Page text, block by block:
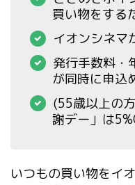
買い物をする
イオンシネマ
発行手数料・
が同時に申込
(55歳以上の
謝デー」は
いつもの買い物をイ